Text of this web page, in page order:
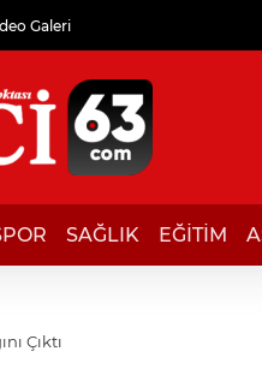
Galeri
SAĞLIK EĞİTİM
Çıktı